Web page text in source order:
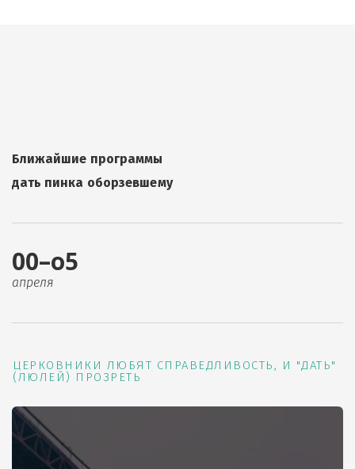
Ближайшие программы
дать пинка оборзевшему
00–о5
апреля
ЦЕРКОВНИКИ ЛЮБЯТ СПРАВЕДЛИВОСТЬ, И "ДАТЬ"
(ЛЮЛЕЙ) ПРОЗРЕТЬ